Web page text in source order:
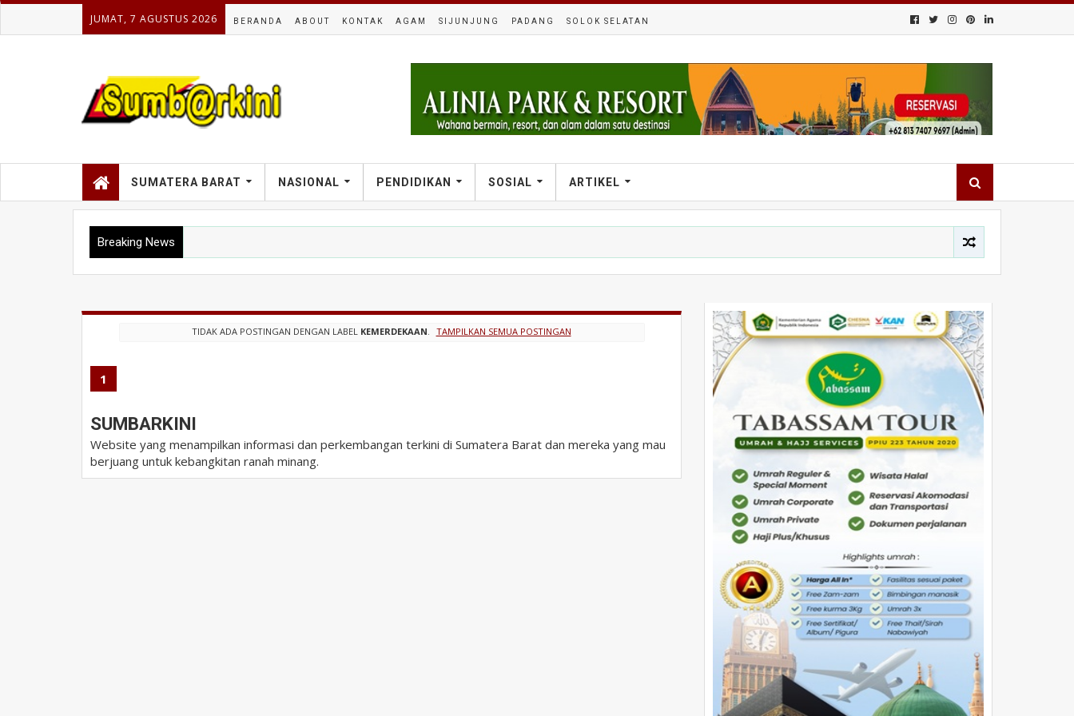
JUMAT, 7 AGUSTUS 2026 BERANDA ABOUT KONTAK AGAM SIJUNJUNG PADANG SOLOK SELATAN
SUMATERA BARAT NASIONAL PENDIDIKAN SOSIAL ARTIKEL
Breaking News
TIDAK ADA POSTINGAN DENGAN LABEL KEMERDEKAAN. TAMPILKAN SEMUA POSTINGAN
1
SUMBARKINI
Website yang menampilkan informasi dan perkembangan terkini di Sumatera Barat dan mereka yang mau
berjuang untuk kebangkitan ranah minang.